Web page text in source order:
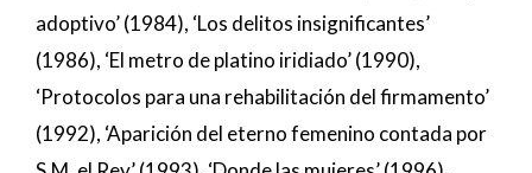
adoptivo’ (1984), ‘Los delitos insignificantes’
(1986), ‘El metro de platino iridiado’ (1990),
‘Protocolos para una rehabilitación del firmamento’
(1992), ‘Aparición del eterno femenino contada por